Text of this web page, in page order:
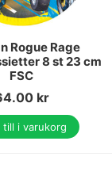
Rogue Rage
8 st 23 cm
FSC
kr
till i varukorg